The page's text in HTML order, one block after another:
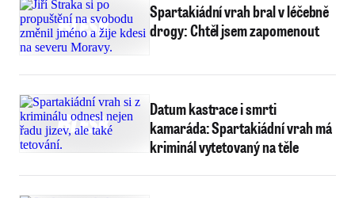
Spartakiádní vrah bral v léčebně
drogy: Chtěl jsem zapomenout
Datum kastrace i smrti
kamaráda: Spartakiádní vrah má
kriminál vytetovaný na těle